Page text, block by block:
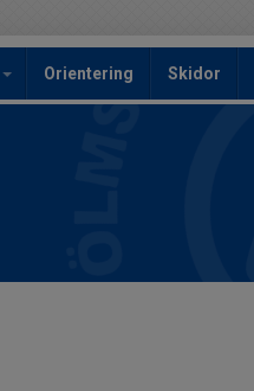
Orientering Skidor